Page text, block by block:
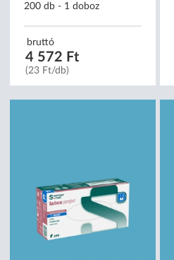
200 db - 1 doboz
bruttó
4 572 Ft
(23 Ft/db)